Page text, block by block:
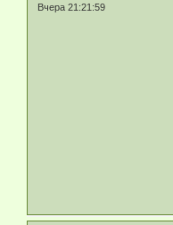
Вчера 21:21:59